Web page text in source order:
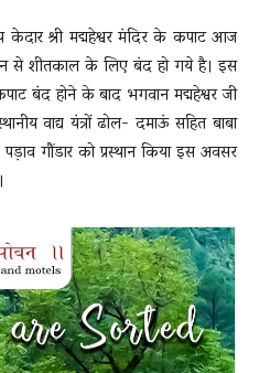
केदार श्री मद्महेश्वर मंदिर के कपाट आज
से शीतकाल के लिए बंद हो गये है। इस
बंद होने के बाद भगवान मद्महेश्वर जी
वाद्य यंत्रों ढोल- दमाऊं सहित बाबा
गौंडार को प्रस्थान किया इस अवसर